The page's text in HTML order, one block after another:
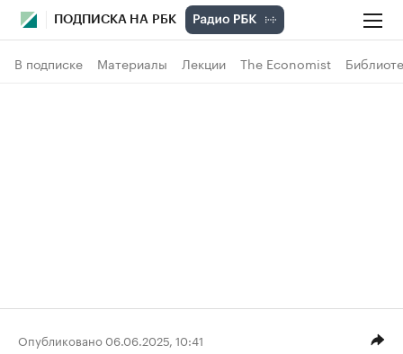
ПОДПИСКА НА РБК
В подписке Материалы Лекции The Economist
Опубликовано 06.06.2025, 10:41